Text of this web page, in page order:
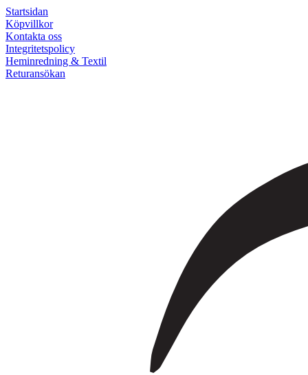
Startsidan
Köpvillkor
Kontakta oss
Integritetspolicy
Heminredning & Textil
Returansökan